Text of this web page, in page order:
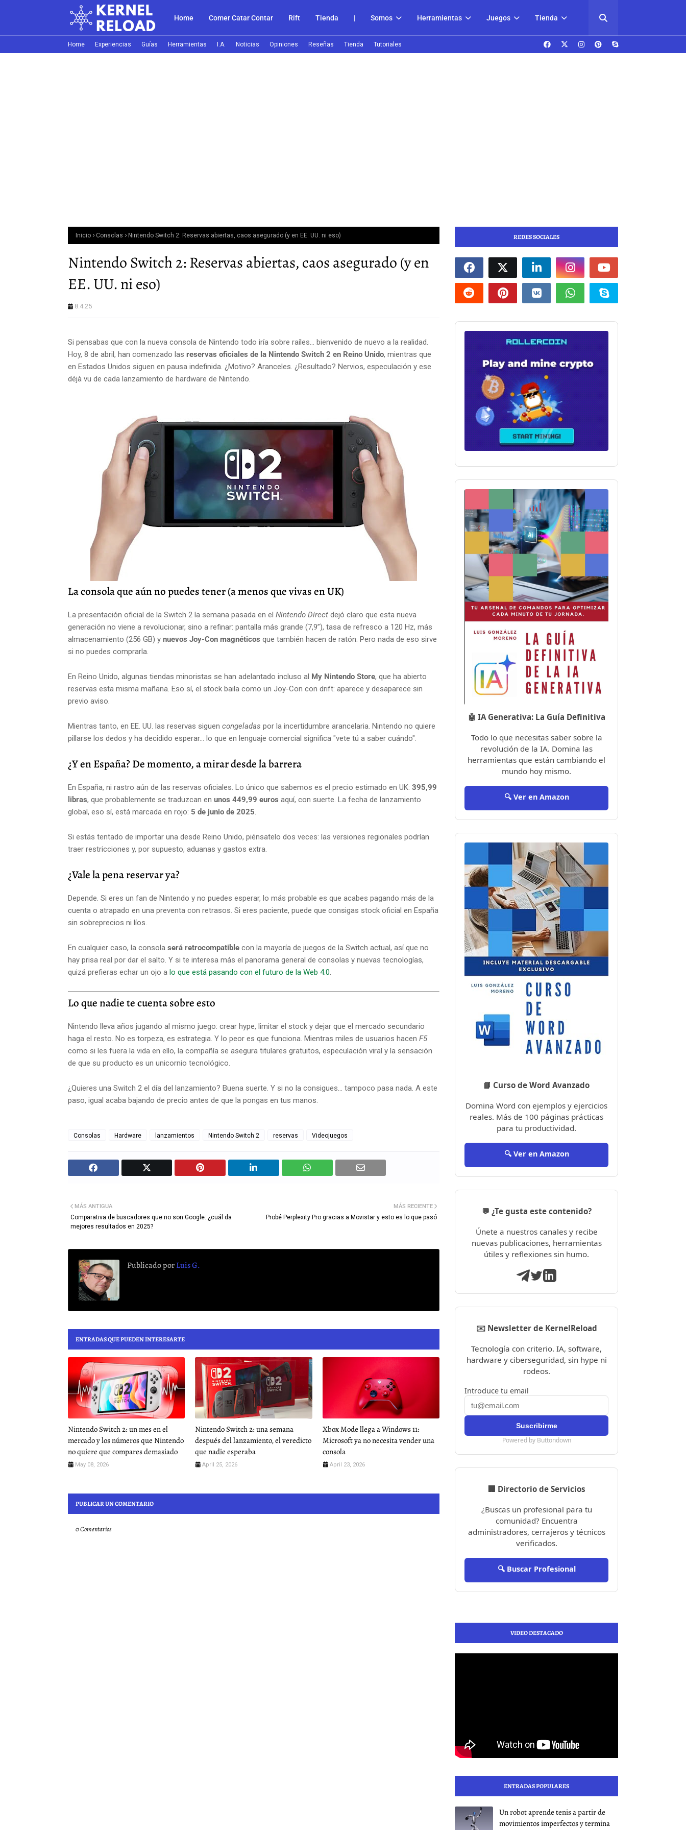
Home Comer Catar Contar Rift Tienda | Somos Herramientas Juegos Tienda
Home Experiencias Guías Herramientas I.A. Noticias Opiniones Reseñas Tienda Tutoriales
Inicio Consolas Nintendo Switch 2: Reservas abiertas, caos asegurado (y en EE. UU. ni eso)
Nintendo Switch 2: Reservas abiertas, caos asegurado (y en
EE. UU. ni eso)
8.4.25
Si pensabas que con la nueva consola de Nintendo todo iría sobre raíles... bienvenido de nuevo a la realidad.
Hoy, 8 de abril, han comenzado las reservas oficiales de la Nintendo Switch 2 en Reino Unido, mientras que
en Estados Unidos siguen en pausa indefinida. ¿Motivo? Aranceles. ¿Resultado? Nervios, especulación y ese
déjà vu de cada lanzamiento de hardware de Nintendo.
La consola que aún no puedes tener (a menos que vivas en UK)
La presentación oficial de la Switch 2 la semana pasada en el Nintendo Direct dejó claro que esta nueva
generación no viene a revolucionar, sino a refinar: pantalla más grande (7,9”), tasa de refresco a 120 Hz, más
almacenamiento (256 GB) y nuevos Joy-Con magnéticos que también hacen de ratón. Pero nada de eso sirve
si no puedes comprarla.
En Reino Unido, algunas tiendas minoristas se han adelantado incluso al My Nintendo Store, que ha abierto
reservas esta misma mañana. Eso sí, el stock baila como un Joy-Con con drift: aparece y desaparece sin
previo aviso.
Mientras tanto, en EE. UU. las reservas siguen congeladas por la incertidumbre arancelaria. Nintendo no quiere
pillarse los dedos y ha decidido esperar... lo que en lenguaje comercial significa "vete tú a saber cuándo".
¿Y en España? De momento, a mirar desde la barrera
En España, ni rastro aún de las reservas oficiales. Lo único que sabemos es el precio estimado en UK: 395,99
libras, que probablemente se traduzcan en unos 449,99 euros aquí, con suerte. La fecha de lanzamiento
global, eso sí, está marcada en rojo: 5 de junio de 2025.
Si estás tentado de importar una desde Reino Unido, piénsatelo dos veces: las versiones regionales podrían
traer restricciones y, por supuesto, aduanas y gastos extra.
¿Vale la pena reservar ya?
Depende. Si eres un fan de Nintendo y no puedes esperar, lo más probable es que acabes pagando más de la
cuenta o atrapado en una preventa con retrasos. Si eres paciente, puede que consigas stock oficial en España
sin sobreprecios ni líos.
En cualquier caso, la consola será retrocompatible con la mayoría de juegos de la Switch actual, así que no
hay prisa real por dar el salto. Y si te interesa más el panorama general de consolas y nuevas tecnologías,
quizá prefieras echar un ojo a lo que está pasando con el futuro de la Web 4.0.
Lo que nadie te cuenta sobre esto
Nintendo lleva años jugando al mismo juego: crear hype, limitar el stock y dejar que el mercado secundario
haga el resto. No es torpeza, es estrategia. Y lo peor es que funciona. Mientras miles de usuarios hacen F5
como si les fuera la vida en ello, la compañía se asegura titulares gratuitos, especulación viral y la sensación
de que su producto es un unicornio tecnológico.
¿Quieres una Switch 2 el día del lanzamiento? Buena suerte. Y si no la consigues… tampoco pasa nada. A este
paso, igual acaba bajando de precio antes de que la pongas en tus manos.
Consolas Hardware lanzamientos Nintendo Switch 2 reservas Videojuegos
MÁS RECIENTE
Probé Perplexity Pro gracias a Movistar y esto es lo que pasó
MÁS ANTIGUA
Comparativa de buscadores que no son Google: ¿cuál da
mejores resultados en 2025?
Publicado porLuis G.
ENTRADAS QUE PUEDEN INTERESARTE
Nintendo Switch 2: un mes en el
mercado y los números que Nintendo
no quiere que compares demasiado
May 08, 2026
Nintendo Switch 2: una semana
después del lanzamiento, el veredicto
que nadie esperaba
April 25, 2026
Xbox Mode llega a Windows 11:
Microsoft ya no necesita vender una
consola
April 23, 2026
PUBLICAR UN COMENTARIO
0 Comentarios
REDES SOCIALES
🤖 IA Generativa: La Guía Definitiva
Todo lo que necesitas saber sobre la
revolución de la IA. Domina las
herramientas que están cambiando el
mundo hoy mismo.
🔍 Ver en Amazon
📘 Curso de Word Avanzado
Domina Word con ejemplos y ejercicios
reales. Más de 100 páginas prácticas
para tu productividad.
🔍 Ver en Amazon
💬 ¿Te gusta este contenido?
Únete a nuestros canales y recibe
nuevas publicaciones, herramientas
útiles y reflexiones sin humo.
✉️ Newsletter de KernelReload
Tecnología con criterio. IA, software,
hardware y ciberseguridad, sin hype ni
rodeos.
Introduce tu email
Powered by Buttondown
🏢 Directorio de Servicios
¿Buscas un profesional para tu
comunidad? Encuentra
administradores, cerrajeros y técnicos
verificados.
🔍 Buscar Profesional
VIDEO DESTACADO
ENTRADAS POPULARES
Un robot aprende tenis a partir de
movimientos imperfectos y termina